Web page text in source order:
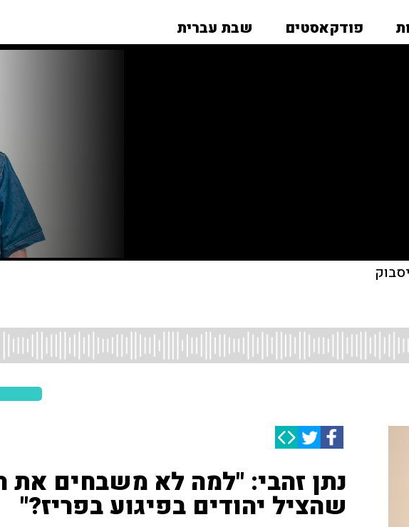
פודקאסטים שבת עברית
נתן זהבי: "למה לא משבחים את
שהציל יהודים בפיגוע בפריז?"